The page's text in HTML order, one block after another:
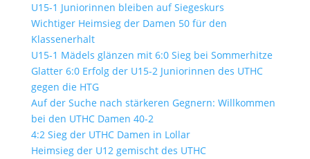
U15-1 Juniorinnen bleiben auf Siegeskurs
Wichtiger Heimsieg der Damen 50 für den
Klassenerhalt
U15-1 Mädels glänzen mit 6:0 Sieg bei Sommerhitze
Glatter 6:0 Erfolg der U15-2 Juniorinnen des UTHC
gegen die HTG
Auf der Suche nach stärkeren Gegnern: Willkommen
bei den UTHC Damen 40-2
4:2 Sieg der UTHC Damen in Lollar
Heimsieg der U12 gemischt des UTHC